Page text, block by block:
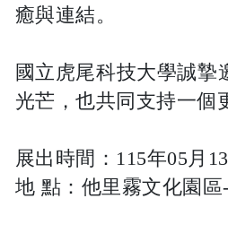
癒與連結。
國立虎尾科技大學誠
光芒，也共同支持一個
展出時間：115年05月
地 點：他里霧文化園